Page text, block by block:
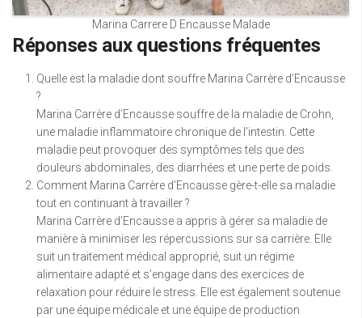
Marina Carrere D Encausse Malade
Réponses aux questions fréquentes
Quelle est la maladie dont souffre Marina Carrère d’Encausse
?
Marina Carrère d’Encausse souffre de la maladie de Crohn,
une maladie inflammatoire chronique de l’intestin. Cette
maladie peut provoquer des symptômes tels que des
douleurs abdominales, des diarrhées et une perte de poids.
Comment Marina Carrère d’Encausse gère-t-elle sa maladie
tout en continuant à travailler ?
Marina Carrère d’Encausse a appris à gérer sa maladie de
manière à minimiser les répercussions sur sa carrière. Elle
suit un traitement médical approprié, suit un régime
alimentaire adapté et s’engage dans des exercices de
relaxation pour réduire le stress. Elle est également soutenue
par une équipe médicale et une équipe de production